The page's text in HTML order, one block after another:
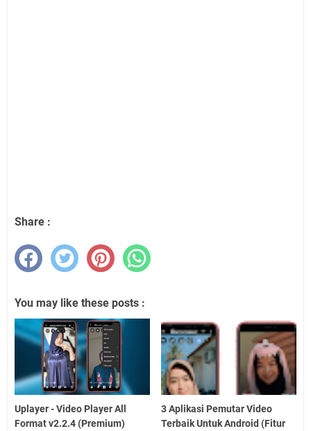
Share :
You may like these posts :
Uplayer - Video Player All
Format v2.2.4 (Premium)
3 Aplikasi Pemutar Video
Terbaik Untuk Android (Fitur